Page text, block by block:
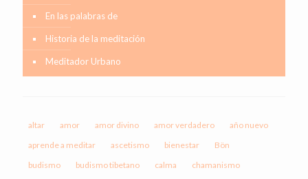
En las palabras de
Historia de la meditación
Meditador Urbano
altar amor amor divino amor verdadero
año nuevo
aprende a meditar
ascetismo bienestar
Bön
budismo
budismo tibetano calma
chamanismo